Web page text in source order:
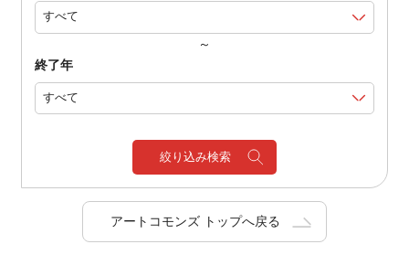
～
終了年
絞り込み検索
アートコモンズ トップへ戻る